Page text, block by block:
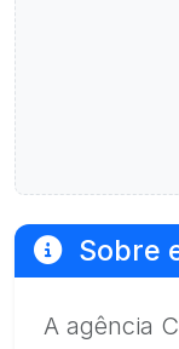
Sobre
A agência